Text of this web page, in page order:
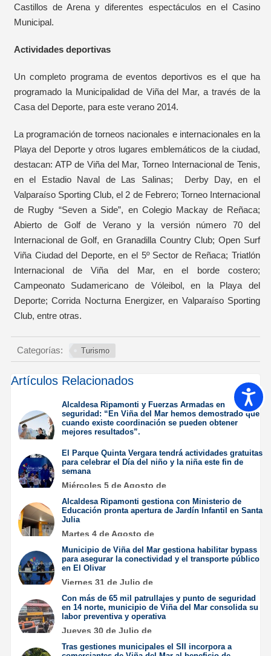
Castillos de Arena y diferentes espectáculos en el Casino
Municipal.
Actividades deportivas
Un completo programa de eventos deportivos es el que ha
programado la Municipalidad de Viña del Mar, a través de la
Casa del Deporte, para este verano 2014.
La programación de torneos nacionales e internacionales en la
Playa del Deporte y otros lugares emblemáticos de la ciudad,
destacan: ATP de Viña del Mar, Torneo Internacional de Tenis,
en el Estadio Naval de Las Salinas; Derby Day, en el
Valparaíso Sporting Club, el 2 de Febrero; Torneo Internacional
de Rugby “Seven a Side”, en Colegio Mackay de Reñaca;
Abierto de Golf de Verano y la versión número 70 del
Internacional de Golf, en Granadilla Country Club; Open Surf
Viña Ciudad del Deporte, en el 5º Sector de Reñaca; Triatlón
Internacional de Viña del Mar, en el borde costero;
Campeonato Sudamericano de Vóleibol, en la Playa del
Deporte; Corrida Nocturna Energizer, en Valparaíso Sporting
Club, entre otras.
Categorías: Turismo
Artículos Relacionados
Alcaldesa Ripamonti y Fuerzas Armadas en
seguridad: “En Viña del Mar hemos demostrado que
cuando existe coordinación se pueden obtener
mejores resultados”.
2026
El Parque Quinta Vergara tendrá actividades gratuitas
para celebrar el Día del niño y la niña este fin de
semana
Miércoles 5 de Agosto de
Alcaldesa Ripamonti gestiona con Ministerio de
Educación pronta apertura de Jardín Infantil en Santa
Julia
Martes 4 de Agosto de
Municipio de Viña del Mar gestiona habilitar bypass
para asegurar la conectividad y el transporte público
en El Olivar
Viernes 31 de Julio de
Con más de 65 mil patrullajes y punto de seguridad
en 14 norte, municipio de Viña del Mar consolida su
labor preventiva y operativa
Jueves 30 de Julio de
Tras gestiones municipales el SII incorpora a